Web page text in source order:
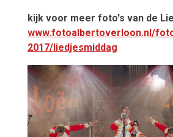
kijk voor meer foto's van de
www.fotoalbertoverloon.nl/
2017/liedjesmiddag